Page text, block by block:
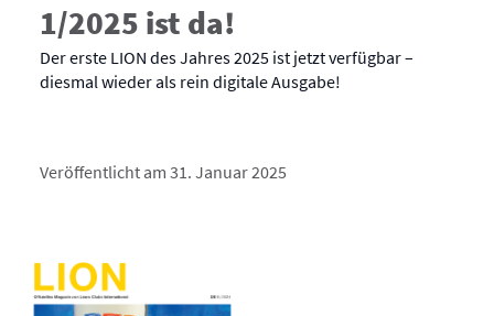
1/2025 ist da!
Der erste LION des Jahres 2025 ist jetzt verfügbar –
diesmal wieder als rein digitale Ausgabe!
Veröffentlicht am 31. Januar 2025